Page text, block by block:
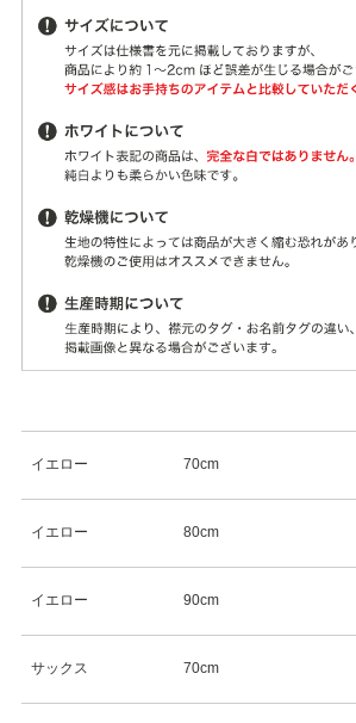
イエロー 70cm
イエロー 80cm
イエロー 90cm
サックス 70cm